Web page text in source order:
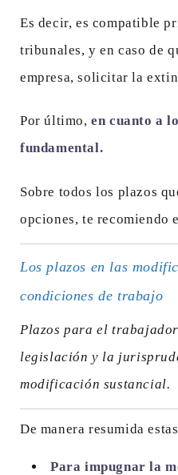
Es decir, es compatible
tribunales, y en caso de
empresa, solicitar la
Por último,en cuanto a
fundamental.
Sobre todos los plazos
opciones, te recomiendo
Los plazos en las
condiciones de trabajo
Plazos para el
legislación y la
modificación sustancial.
De manera resumida
Para impugnar la